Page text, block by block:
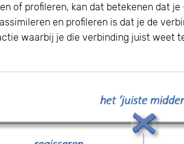
of profileren, kan dat betekenen dat
en profileren is dat je de
waarbij je die verbinding juist weet